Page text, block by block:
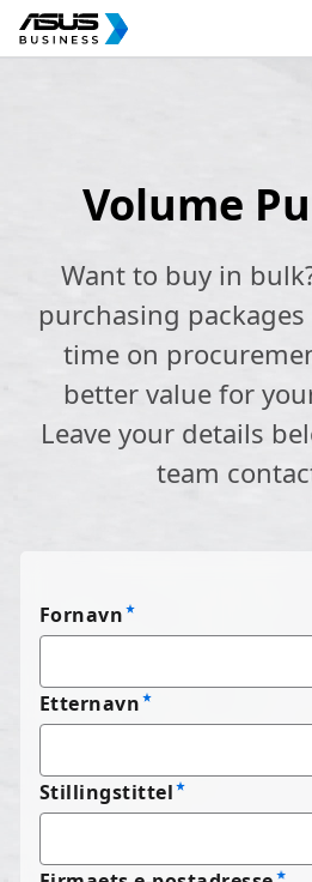
Volume
Want to buy in
purchasing
time on
better value for
Leave your details
team
Fornavn
Etternavn
Stillingstittel